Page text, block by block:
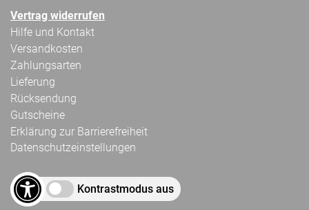
Vertrag widerrufen
Hilfe und Kontakt
Versandkosten
Zahlungsarten
Lieferung
Rücksendung
Gutscheine
Erklärung zur Barrierefreiheit
Datenschutzeinstellungen
Kontrastmodus aus